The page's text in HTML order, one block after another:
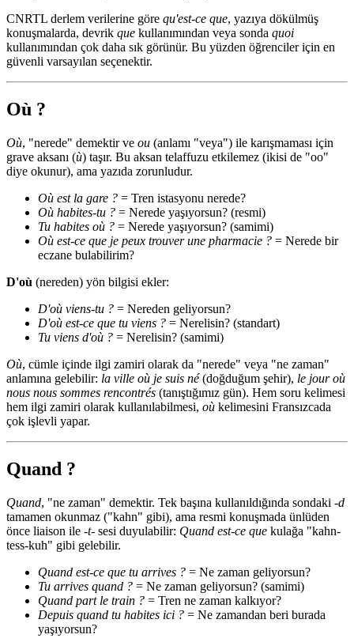
CNRTL derlem verilerine göre qu'est-ce que, yazıya dökülmüş
konuşmalarda, devrik que kullanımından veya sonda quoi
kullanımından çok daha sık görünür. Bu yüzden öğrenciler için en
güvenli varsayılan seçenektir.
Où ?
Où, "nerede" demektir ve ou (anlamı "veya") ile karışmaması için
grave aksanı (ù) taşır. Bu aksan telaffuzu etkilemez (ikisi de "oo"
diye okunur), ama yazıda zorunludur.
Où est la gare ? = Tren istasyonu nerede?
Où habites-tu ? = Nerede yaşıyorsun? (resmi)
Tu habites où ? = Nerede yaşıyorsun? (samimi)
Où est-ce que je peux trouver une pharmacie ? = Nerede bir
eczane bulabilirim?
D'où (nereden) yön bilgisi ekler:
D'où viens-tu ? = Nereden geliyorsun?
D'où est-ce que tu viens ? = Nerelisin? (standart)
Tu viens d'où ? = Nerelisin? (samimi)
Où, cümle içinde ilgi zamiri olarak da "nerede" veya "ne zaman"
anlamına gelebilir: la ville où je suis né(doğduğum şehir), le jour où
nous nous sommes rencontrés (tanıştığımız gün). Hem soru kelimesi
hem ilgi zamiri olarak kullanılabilmesi, où kelimesini Fransızcada
çok işlevli yapar.
Quand ?
Quand, "ne zaman" demektir. Tek başına kullanıldığında sondaki -d
tamamen okunmaz ("kahn" gibi), ama resmi konuşmada ünlüden
önce liaison ile -t- sesi duyulabilir: Quand est-ce que kulağa "kahn-
tess-kuh" gibi gelebilir.
Quand est-ce que tu arrives ? = Ne zaman geliyorsun?
Tu arrives quand ? = Ne zaman geliyorsun? (samimi)
Quand part le train ? = Tren ne zaman kalkıyor?
Depuis quand tu habites ici ? = Ne zamandan beri burada
yaşıyorsun?